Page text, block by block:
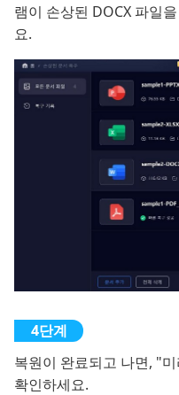
램이 손상된 DOCX 파일
요.
복원이 완료되고 나면, "
확인하세요.